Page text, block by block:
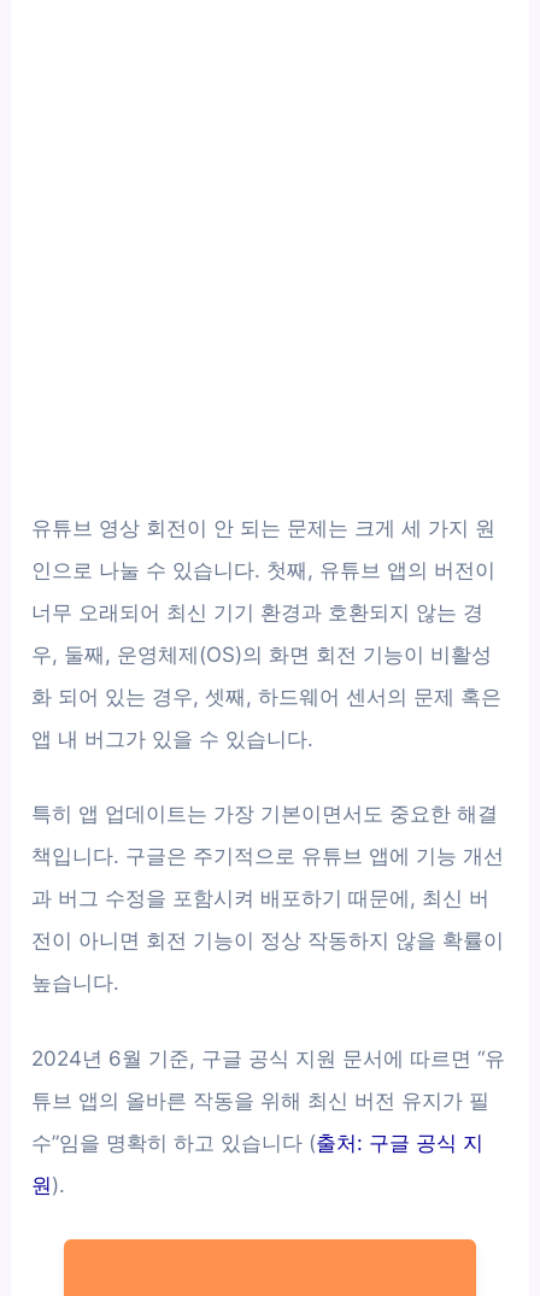
유튜브 영상 회전이 안 되는 문제는 크게 세 가지 원
인으로 나눌 수 있습니다. 첫째, 유튜브 앱의 버전이
너무 오래되어 최신 기기 환경과 호환되지 않는 경
우, 둘째, 운영체제(OS)의 화면 회전 기능이 비활성
화 되어 있는 경우, 셋째, 하드웨어 센서의 문제 혹은
앱 내 버그가 있을 수 있습니다.
특히 앱 업데이트는 가장 기본이면서도 중요한 해결
책입니다. 구글은 주기적으로 유튜브 앱에 기능 개선
과 버그 수정을 포함시켜 배포하기 때문에, 최신 버
전이 아니면 회전 기능이 정상 작동하지 않을 확률이
높습니다.
2024년 6월 기준, 구글 공식 지원 문서에 따르면 “유
튜브 앱의 올바른 작동을 위해 최신 버전 유지가 필
수”임을 명확히 하고 있습니다 (출처: 구글 공식 지
원).